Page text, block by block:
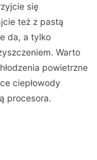
się
też z pastą
da, a tylko
Warto
powietrzne
ciepłowody
procesora.